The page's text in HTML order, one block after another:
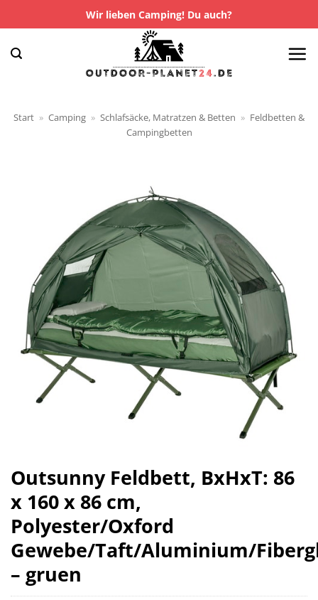
Inhalt
springen
Wir lieben Camping! Du auch?
Start » Camping » Schlafsäcke, Matratzen & Betten » Feldbetten &
Campingbetten
Outsunny Feldbett, BxHxT: 86
x 160 x 86 cm,
Polyester/Oxford
Gewebe/Taft/Aluminium/
– gruen